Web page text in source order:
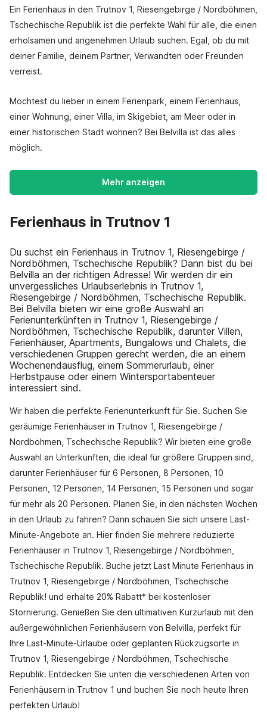
Ein Ferienhaus in den Trutnov 1, Riesengebirge / Nordböhmen,
Tschechische Republik ist die perfekte Wahl für alle, die einen
erholsamen und angenehmen Urlaub suchen. Egal, ob du mit
deiner Familie, deinem Partner, Verwandten oder Freunden
verreist.
Möchtest du lieber in einem Ferienpark, einem Ferienhaus,
einer Wohnung, einer Villa, im Skigebiet, am Meer oder in
einer historischen Stadt wohnen? Bei Belvilla ist das alles
möglich.
Mehr anzeigen
Ferienhaus in Trutnov 1
Du suchst ein Ferienhaus in Trutnov 1, Riesengebirge /
Nordböhmen, Tschechische Republik? Dann bist du bei
Belvilla an der richtigen Adresse! Wir werden dir ein
unvergessliches Urlaubserlebnis in Trutnov 1,
Riesengebirge / Nordböhmen, Tschechische Republik.
Bei Belvilla bieten wir eine große Auswahl an
Ferienunterkünften in Trutnov 1, Riesengebirge /
Nordböhmen, Tschechische Republik, darunter Villen,
Ferienhäuser, Apartments, Bungalows und Chalets, die
verschiedenen Gruppen gerecht werden, die an einem
Wochenendausflug, einem Sommerurlaub, einer
Herbstpause oder einem Wintersportabenteuer
interessiert sind.
Wir haben die perfekte Ferienunterkunft für Sie. Suchen Sie
geräumige Ferienhäuser in Trutnov 1, Riesengebirge /
Nordböhmen, Tschechische Republik? Wir bieten eine große
Auswahl an Unterkünften, die ideal für größere Gruppen sind,
darunter Ferienhäuser für 6 Personen, 8 Personen, 10
Personen, 12 Personen, 14 Personen, 15 Personen und sogar
für mehr als 20 Personen. Planen Sie, in den nächsten Wochen
in den Urlaub zu fahren? Dann schauen Sie sich unsere Last-
Minute-Angebote an. Hier finden Sie mehrere reduzierte
Ferienhäuser in Trutnov 1, Riesengebirge / Nordböhmen,
Tschechische Republik. Buche jetzt Last Minute Ferienhaus in
Trutnov 1, Riesengebirge / Nordböhmen, Tschechische
Republik! und erhalte 20% Rabatt* bei kostenloser
Stornierung. Genießen Sie den ultimativen Kurzurlaub mit den
außergewöhnlichen Ferienhäusern von Belvilla, perfekt für
Ihre Last-Minute-Urlaube oder geplanten Rückzugsorte in
Trutnov 1, Riesengebirge / Nordböhmen, Tschechische
Republik. Entdecken Sie unten die verschiedenen Arten von
Ferienhäusern in Trutnov 1 und buchen Sie noch heute Ihren
perfekten Urlaub!